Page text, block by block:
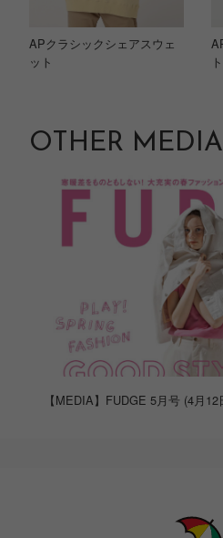
APクラシックシェアスウェ
ット
OTHER MEDIA
【MEDIA】FUDGE 5月号 (4月12